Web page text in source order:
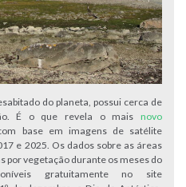
do planeta, possui cerca de
É o que revela o mais novo
base em imagens de satélite
e 2025. Os dados sobre as áreas
por vegetação durante os meses do
gratuitamente no site